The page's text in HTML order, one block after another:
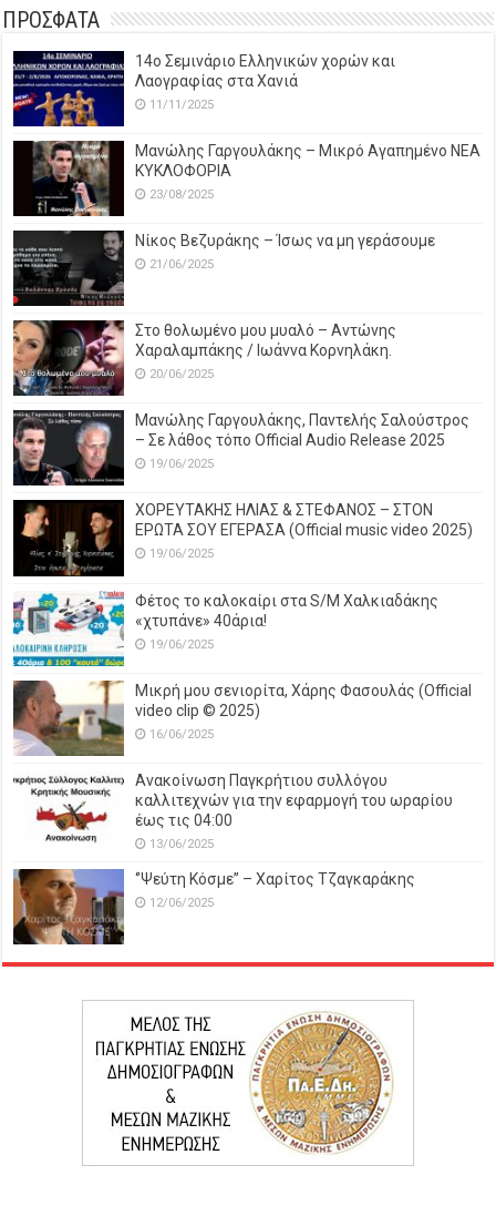
ΠΡΟΣΦΑΤΑ
14o Σεμινάριο Ελληνικών χορών και
Λαογραφίας στα Χανιά
11/11/2025
Μανώλης Γαργουλάκης – Μικρό Αγαπημένο NEΑ
ΚΥΚΛΟΦΟΡΙΑ
23/08/2025
Νίκος Βεζυράκης – Ίσως να μη γεράσουμε
21/06/2025
Στο θολωμένο μου μυαλό – Αντώνης
Χαραλαμπάκης / Ιωάννα Κορνηλάκη.
20/06/2025
Μανώλης Γαργουλάκης, Παντελής Σαλούστρος
– Σε λάθος τόπο Official Audio Release 2025
19/06/2025
ΧΟΡΕΥΤΑΚΗΣ ΗΛΙΑΣ & ΣΤΕΦΑΝΟΣ – ΣΤΟΝ
ΕΡΩΤΑ ΣΟΥ ΕΓΕΡΑΣΑ (Official music video 2025)
19/06/2025
Φέτος το καλοκαίρι στα S/M Χαλκιαδάκης
«χτυπάνε» 40άρια!
19/06/2025
Μικρή μου σενιορίτα, Χάρης Φασουλάς (Official
video clip © 2025)
16/06/2025
Ανακοίνωση Παγκρήτιου συλλόγου
καλλιτεχνών για την εφαρμογή του ωραρίου
έως τις 04:00
13/06/2025
‘’Ψεύτη Κόσμε’’ – Χαρίτος Τζαγκαράκης
12/06/2025